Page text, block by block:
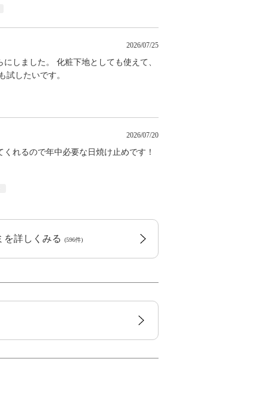
2026/07/25
しました。 化粧下地としても使えて、
試したいです。
2026/07/20
れるので年中必要な日焼け止めです！
を詳しくみる (596件)